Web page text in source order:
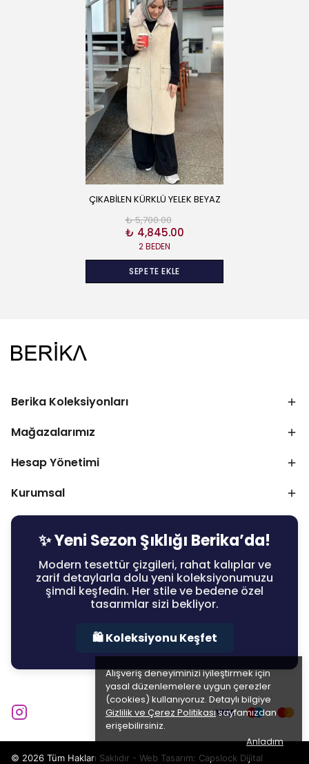
Alışveriş deneyiminizi iyileştirmek için
yasal düzenlemelere uygun çerezler
(cookies) kullanıyoruz. Detaylı bilgiye
Gizlilik ve Çerez Politikasısayfamızdan
erişebilirsiniz.
Anladım
ÇIKABİLEN KÜRKLÜ YELEK BEYAZ
₺ 5,700.00
₺ 4,845.00
2 BEDEN
SEPETE EKLE
Berika Koleksiyonları
Mağazalarımız
Hesap Yönetimi
Kurumsal
✨ Yeni Sezon Şıklığı Berika’da!
Modern tesettür çizgileri, rahat kalıplar ve
zarif detaylarla dolu yeni koleksiyonumuzu
şimdi keşfedin. Her stile ve bedene özel
tasarımlar sizi bekliyor.
🛍️ Koleksiyonu Keşfet
© 2026 Tüm Hakları Saklıdır - Web Tasarım: Capslock Dijital